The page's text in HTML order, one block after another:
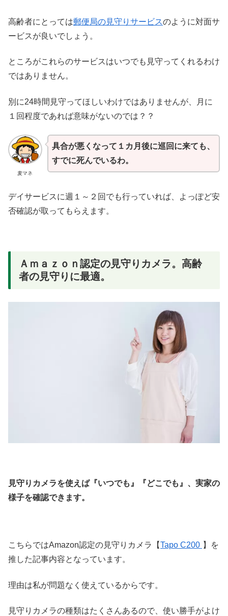
高齢者にとっては郵便局の見守りサービスのように対面サ
ービスが良いでしょう。
ところがこれらのサービスはいつでも見守ってくれるわけ
ではありません。
別に24時間見守ってほしいわけではありませんが、月に
１回程度であれば意味がないのでは？？
麦マネ
具合が悪くなって１カ月後に巡回に来ても、
すでに死んでいるわ。
デイサービスに週１～２回でも行っていれば、よっぽど安
否確認が取ってもらえます。
Ａｍａｚｏｎ認定の見守りカメラ。高齢
者の見守りに最適。
見守りカメラを使えば『いつでも』『どこでも』、実家の
様子を確認できます。
こちらではAmazon認定の見守りカメラ【Tapo C200 】を
推した記事内容となっています。
理由は私が問題なく使えているからです。
見守りカメラの種類はたくさんあるので、使い勝手がよけ